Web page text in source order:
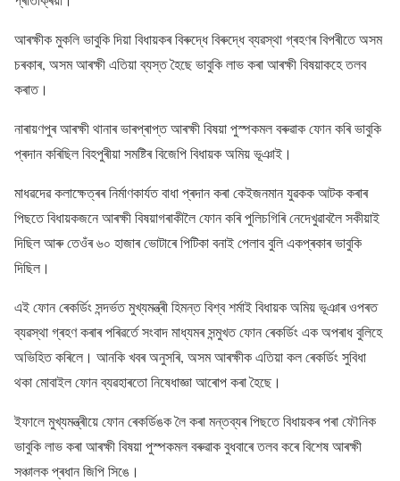
আৰক্ষীক মুকলি ভাবুকি দিয়া বিধায়কৰ বিৰুদ্ধে বিৰুদ্ধে ব্যৱস্থা গ্ৰহণৰ বিপৰীতে অসম
চৰকাৰ, অসম আৰক্ষী এতিয়া ব্যস্ত হৈছে ভাবুকি লাভ কৰা আৰক্ষী বিষয়াকহে তলব
কৰাত।
নাৰায়ণপুৰ আৰক্ষী থানাৰ ভাৰপ্ৰাপ্ত আৰক্ষী বিষয়া পুস্পকমল বৰুৱাক ফোন কৰি ভাবুকি
প্ৰদান কৰিছিল বিহপুৰীয়া সমষ্টিৰ বিজেপি বিধায়ক অমিয় ভূঞাই।
মাধৱদেৱ কলাক্ষেত্ৰৰ নিৰ্মাণকাৰ্যত বাধা প্ৰদান কৰা কেইজনমান যুৱকক আটক কৰাৰ
পিছতে বিধায়কজনে আৰক্ষী বিষয়াগৰাকীলৈ ফোন কৰি পুলিচগিৰি নেদেখুৱাবলৈ সকীয়াই
দিছিল আৰু তেওঁৰ ৬০ হাজাৰ ভোটাৰে পিটিকা বনাই পেলাব বুলি একপ্ৰকাৰ ভাবুকি
দিছিল।
এই ফোন ৰেকৰ্ডিং সন্দৰ্ভত মুখ্যমন্ত্ৰী হিমন্ত বিশ্ব শর্মাই বিধায়ক অমিয় ভূঞাৰ ওপৰত
ব্যৱস্থা গ্ৰহণ কৰাৰ পৰিৱৰ্তে সংবাদ মাধ্যমৰ সন্মুখত ফোন ৰেকৰ্ডিং এক অপৰাধ বুলিহে
অভিহিত কৰিলে। আনকি খবৰ অনুসৰি, অসম আৰক্ষীক এতিয়া কল ৰেকৰ্ডিং সুবিধা
থকা মোবাইল ফোন ব্যৱহাৰতো নিষেধাজ্ঞা আৰোপ কৰা হৈছে।
ইফালে মুখ্যমন্ত্ৰীয়ে ফোন ৰেকৰ্ডিঙক লৈ কৰা মন্তব্যৰ পিছতে বিধায়কৰ পৰা ফৌনিক
ভাবুকি লাভ কৰা আৰক্ষী বিষয়া পুস্পকমল বৰুৱাক বুধবাৰে তলব কৰে বিশেষ আৰক্ষী
সঞ্চালক প্ৰধান জিপি সিঙে।